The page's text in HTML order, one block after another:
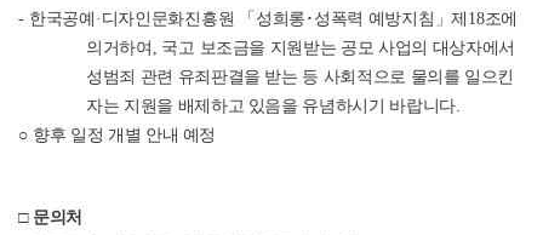
- 한국공예 · 디자인문화진흥원 「 성희롱 ･ 성폭력 예방지침 」제 18조에
의거하여 , 국고 보조금을 지원받는 공모 사업의 대상자에서
성범죄 관련 유죄판결을 받는 등 사회적으로 물의를 일으킨
자는 지원을 배제하고 있음을 유념하시기 바랍니다.
○ 향후 일정 개별 안내 예정
□ 문의처